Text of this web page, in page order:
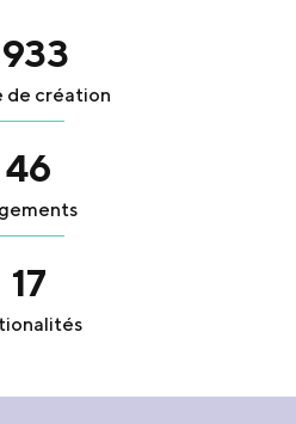
de création
46
17